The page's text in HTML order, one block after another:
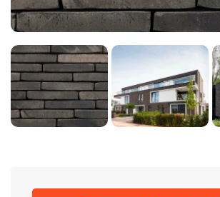
Клинкерная плитка
Ступени, крыльцо
Строительные
смеси